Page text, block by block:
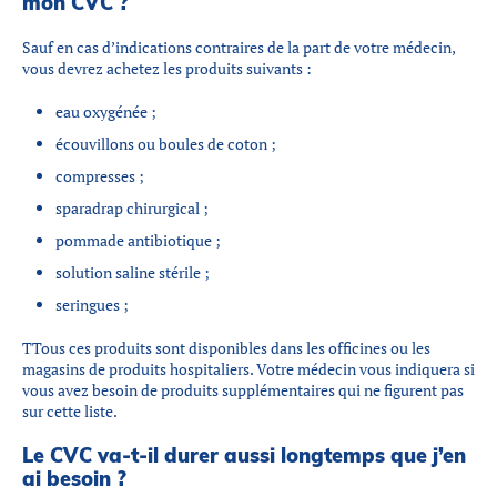
Sauf en cas d’indications contraires de la part de votre médecin,
vous devrez achetez les produits suivants :
eau oxygénée ;
écouvillons ou boules de coton ;
compresses ;
sparadrap chirurgical ;
pommade antibiotique ;
solution saline stérile ;
seringues ;
TTous ces produits sont disponibles dans les officines ou les
magasins de produits hospitaliers. Votre médecin vous indiquera si
vous avez besoin de produits supplémentaires qui ne figurent pas
sur cette liste.
Le CVC va-t-il durer aussi longtemps que j’en
ai besoin ?